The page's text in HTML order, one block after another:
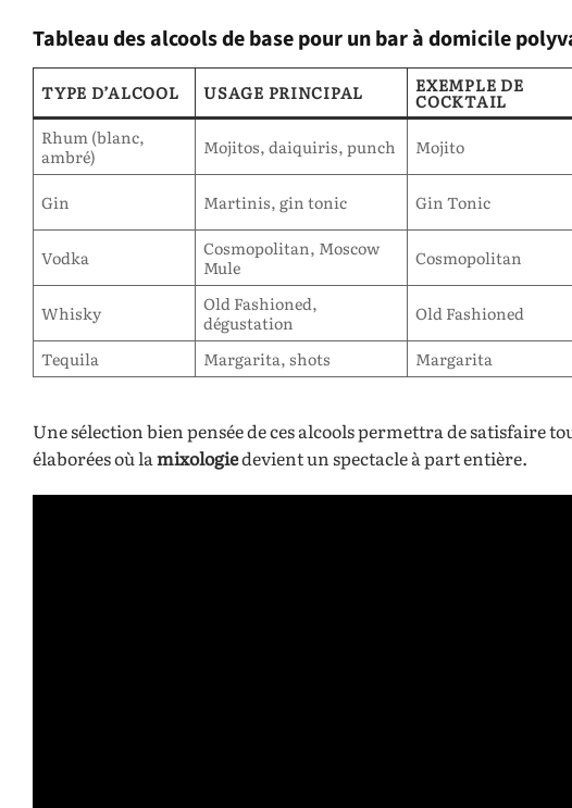
Tableau des alcools de base pour un bar à domicile
TYPE D’ALCOOL USAGE PRINCIPAL EXEMPLE DE
COCKTAIL
Rhum (blanc,
ambré)
Mojitos, daiquiris, punch Mojito
Gin Martinis, gin tonic Gin Tonic
Vodka
Cosmopolitan, Moscow
Mule
Cosmopolitan
Whisky
Old Fashioned,
dégustation
Old Fashioned
Tequila
Margarita, shots Margarita
Une sélection bien pensée de ces alcools permettra de satisfaire
élaborées où lamixologiedevient un spectacle à part entière.